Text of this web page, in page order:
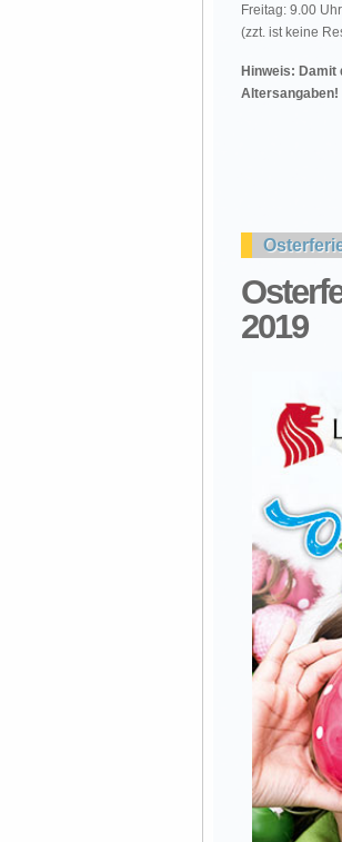
Freitag: 9.00
(zzt. ist keine
Hinweis: Damit
Altersangaben!
2019